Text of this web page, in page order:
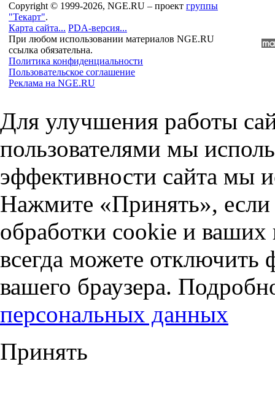
Copyright © 1999-2026, NGE.RU – проект группы
"Текарт".
Карта сайта... PDA-версия...
При любом использовании материалов NGE.RU
ссылка обязательна.
Политика конфиденциальности
Пользовательское соглашение
Реклама на NGE.RU
Для улучшения работы
пользователями мы
эффективности сайта мы
Нажмите «Принять», если
обработки cookie и
всегда можете отключить
вашего браузера.
персональных данных
Принять